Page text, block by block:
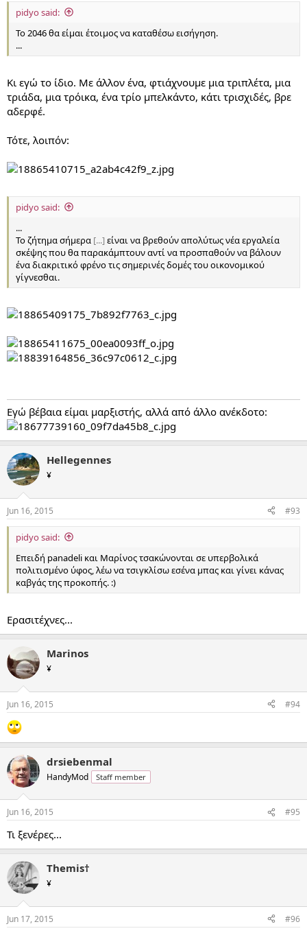
pidyo said:
To 2046 θα είμαι έτοιμος να καταθέσω εισήγηση.
...
Κι εγώ το ίδιο. Με άλλον ένα, φτιάχνουμε μια τριπλέτα, μια
τριάδα, μια τρόικα, ένα τρίο μπελκάντο, κάτι τρισχιδές, βρε
αδερφέ.
Τότε, λοιπόν:
pidyo said:
...
Το ζήτημα σήμερα [...]είναι να βρεθούν απολύτως νέα εργαλεία
σκέψης που θα παρακάμπτουν αντί να προσπαθούν να βάλουν
ένα διακριτικό φρένο τις σημερινές δομές του οικονομικού
γίγνεσθαι.
Εγώ βέβαια είμαι μαρξιστής, αλλά από άλλο ανέκδοτο:
Hellegennes
¥
Jun 16, 2015 #93
pidyo said:
Επειδή panadeli και Μαρίνος τσακώνονται σε υπερβολικά
πολιτισμένο ύφος, λέω να τσιγκλίσω εσένα μπας και γίνει κάνας
καβγάς της προκοπής. :)
Ερασιτέχνες...
Marinos
¥
Jun 16, 2015 #94
drsiebenmal
HandyMod Staff member
Jun 16, 2015 #95
Τι ξενέρες...
Themis†
¥
Jun 17, 2015 #96